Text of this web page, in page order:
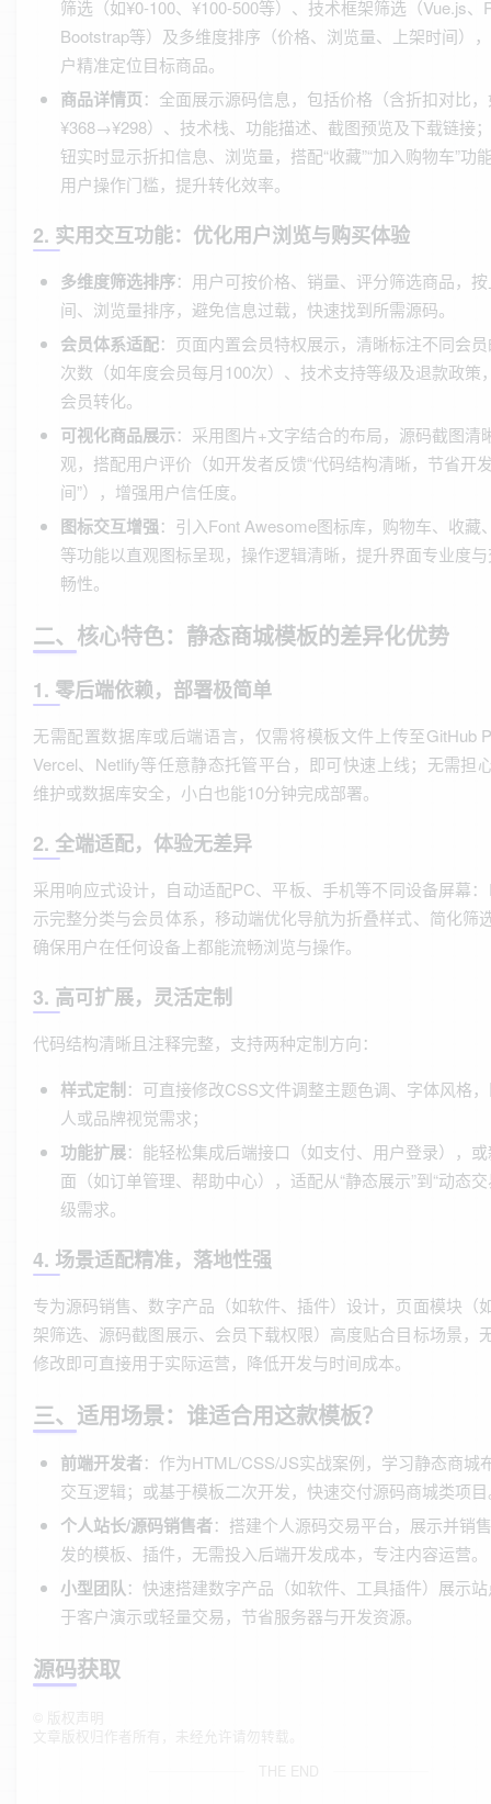
筛选（如¥0-100、¥100-500等）、技术框架筛选（Vue.js、
Bootstrap等）及多维度排序（价格、浏览量、上架时间）
户精准定位目标商品。
商品详情页：全面展示源码信息，包括价格（含折扣对比
¥368→¥298）、技术栈、功能描述、截图预览及下载链接
钮实时显示折扣信息、浏览量，搭配“收藏”“加入购物车”功
用户操作门槛，提升转化效率。
2. 实用交互功能：优化用户浏览与购买体验
多维度筛选排序：用户可按价格、销量、评分筛选商品，
间、浏览量排序，避免信息过载，快速找到所需源码。
会员体系适配：页面内置会员特权展示，清晰标注不同会
次数（如年度会员每月100次）、技术支持等级及退款政策
会员转化。
可视化商品展示：采用图片+文字结合的布局，源码截图清
观，搭配用户评价（如开发者反馈“代码结构清晰，节省开
间”），增强用户信任度。
图标交互增强：引入Font Awesome图标库，购物车、收藏
等功能以直观图标呈现，操作逻辑清晰，提升界面专业度
畅性。
二、核心特色：静态商城模板的差异化优势
1. 零后端依赖，部署极简单
无需配置数据库或后端语言，仅需将模板文件上传至GitHub
Vercel、Netlify等任意静态托管平台，即可快速上线；无需担
维护或数据库安全，小白也能10分钟完成部署。
2. 全端适配，体验无差异
采用响应式设计，自动适配PC、平板、手机等不同设备屏幕
示完整分类与会员体系，移动端优化导航为折叠样式、简化筛
确保用户在任何设备上都能流畅浏览与操作。
3. 高可扩展，灵活定制
代码结构清晰且注释完整，支持两种定制方向：
样式定制：可直接修改CSS文件调整主题色调、字体风格
人或品牌视觉需求；
功能扩展：能轻松集成后端接口（如支付、用户登录），
面（如订单管理、帮助中心），适配从“静态展示”到“动态交
级需求。
4. 场景适配精准，落地性强
专为源码销售、数字产品（如软件、插件）设计，页面模块（
架筛选、源码截图展示、会员下载权限）高度贴合目标场景，
修改即可直接用于实际运营，降低开发与时间成本。
三、适用场景：谁适合用这款模板？
前端开发者：作为HTML/CSS/JS实战案例，学习静态商城
交互逻辑；或基于模板二次开发，快速交付源码商城类项
个人站长/源码销售者：搭建个人源码交易平台，展示并销
发的模板、插件，无需投入后端开发成本，专注内容运营。
小型团队：快速搭建数字产品（如软件、工具插件）展示
于客户演示或轻量交易，节省服务器与开发资源。
源码获取